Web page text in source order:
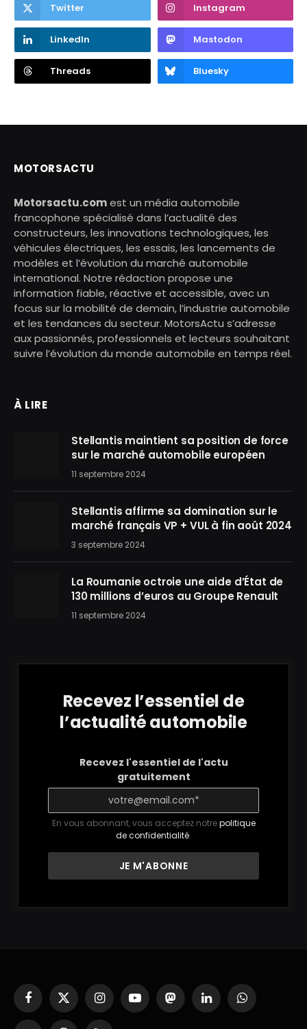
Twitter Instagram
LinkedIn Mastodon
Threads Bluesky
MOTORSACTU
Motorsactu.comest un média automobile
francophone spécialisé dans l’actualité des
constructeurs, les innovations technologiques, les
véhicules électriques, les essais, les lancements de
modèles et l’évolution du marché automobile
international. Notre rédaction propose une
information fiable, réactive et accessible, avec un
focus sur la mobilité de demain, l’industrie automobile
et les tendances du secteur. MotorsActu s’adresse
aux passionnés, professionnels et lecteurs souhaitant
suivre l’évolution du monde automobile en temps réel.
À LIRE
Stellantis maintient sa position de force
sur le marché automobile européen
11 septembre 2024
Stellantis affirme sa domination sur le
marché français VP + VUL à fin août 2024
3 septembre 2024
La Roumanie octroie une aide d’État de
130 millions d’euros au Groupe Renault
11 septembre 2024
Recevez l’essentiel de
l’actualité automobile
Recevez l'essentiel de l'actu
gratuitement
En vous abonnant, vous acceptez notrepolitique
de confidentialité.
Facebook
X
(Twitter)
InstagramYouTubeMastodonLinkedInWhatsApp